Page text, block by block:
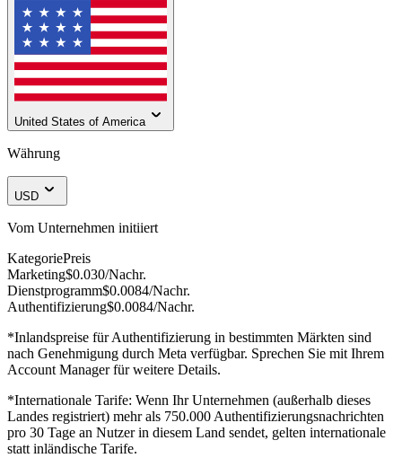
United States of America
Währung
USD
Vom Unternehmen initiiert
KategoriePreis
Marketing$0.030/Nachr.
Dienstprogramm$0.0084/Nachr.
Authentifizierung$0.0084/Nachr.
*Inlandspreise für Authentifizierung in bestimmten Märkten sind
nach Genehmigung durch Meta verfügbar. Sprechen Sie mit Ihrem
Account Manager für weitere Details.
*Internationale Tarife: Wenn Ihr Unternehmen (außerhalb dieses
Landes registriert) mehr als 750.000 Authentifizierungsnachrichten
pro 30 Tage an Nutzer in diesem Land sendet, gelten internationale
statt inländische Tarife.